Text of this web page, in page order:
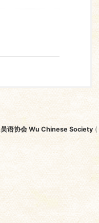
吴语协会 Wu Chinese Society (